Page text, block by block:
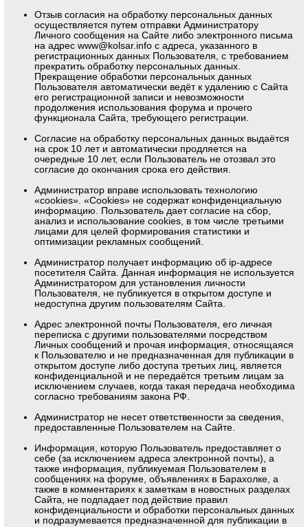
Отзыв согласия на обработку персональных данных
осуществляется путем отправки Администратору
Личного сообщения на Сайте либо электронного письма
на адресwww@kolsar.info с адреса, указанного в
регистрационных данных Пользователя, с требованием
прекратить обработку персональных данных.
Прекращение обработки персональных данных
Пользователя автоматически ведёт к удалению с Сайта
его регистрационной записи и невозможности
продолжения использования форума и прочего
функционала Сайта, требующего регистрации.
Согласие на обработку персональных данных выдаётся
на срок 10 лет и автоматически продляется на
очередные 10 лет, если Пользователь не отозвал это
согласие до окончания срока его действия.
Администратор вправе использовать технологию
«cookies». «Cookies» не содержат конфиденциальную
информацию. Пользователь дает согласие на сбор,
анализ и использование cookies, в том числе третьими
лицами для целей формирования статистики и
оптимизации рекламных сообщений.
Администратор получает информацию об ip-адресе
посетителя Сайта. Данная информация не используется
Администратором для установления личности
Пользователя, не публикуется в открытом доступе и
недоступна другим пользователям Сайта.
Адрес электронной почты Пользователя, его личная
переписка с другими пользователями посредством
Личных сообщений и прочая информация, относящаяся
к Пользователю и не предназначенная для публикации в
открытом доступе либо доступа третьих лиц, является
конфиденциальной и не передаётся третьим лицам за
исключением случаев, когда такая передача необходима
согласно требованиям закона РФ.
Администратор не несет ответственности за сведения,
предоставленные Пользователем на Сайте.
Информация, которую Пользователь предоставляет о
себе (за исключением адреса электронной почты), а
также информация, публикуемая Пользователем в
сообщениях на форуме, объявлениях в Барахолке, а
также в комментариях к заметкам в новостных разделах
Сайта, не подпадает под действие правил
конфиденциальности и обработки персональных данных
и подразумевается предназначенной для публикации в